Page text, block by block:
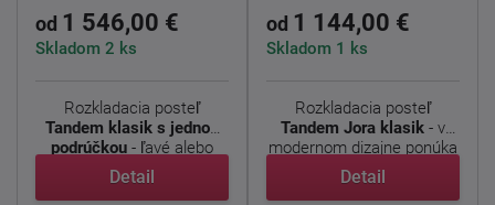
od 1 546,00 €
Skladom 2 ks
Rozkladacia posteľ
Tandem klasik s jednou
podrúčkou - ľavé alebo
pravé ...
Detail
od 1 144,00 €
Skladom 1 ks
Rozkladacia posteľ
Tandem Jora klasik - v
modernom dizajne ponúka
...
Detail